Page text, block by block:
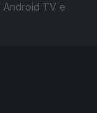
Android TV e